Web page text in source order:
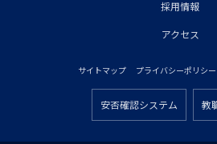
採用情報
アクセス
タ
サイトマップ プライバシーポリシー
ッ
安否確認システム 教